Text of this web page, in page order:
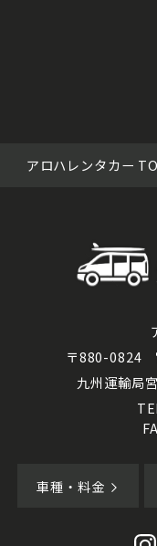
アロハレンタカー
〒880-0824
九州運輸局
車種・料金